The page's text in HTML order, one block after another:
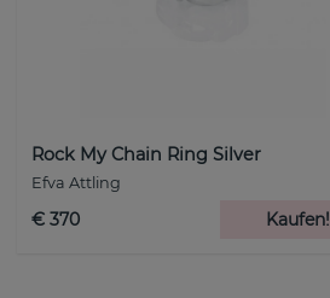
Rock My Chain Ring Silver
Efva Attling
€ 370 Kaufen!